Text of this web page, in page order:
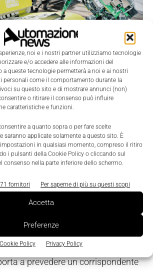
noi e i nostri partner utilizziamo tecnologie
e/o accedere alle informazioni del
queste tecnologie permetterà a noi e ai nostri
personali come il comportamento durante la
su questo sito e di mostrare annunci (non)
o ritirare il consenso può influire
caratteristiche e funzioni.
a quanto sopra o per fare scelte
saranno applicate solamente a questo sito. È
in qualsiasi momento, compreso il ritiro
i pulsanti della Cookie Policy o cliccando sul
consenso nella parte inferiore dello schermo.
fornitori Per saperne di più su questi scopi
Accetta
Preferenze
Cookie Policy Privacy Policy
ci saranno cambiamenti di immagine che
il branding di prodotto e la documentazione
ragione, è legittimo immaginare
interessanti nel mercato. La
arriveranno? Avere la risposta,
a cogliere le opportunità
nostra competenza ci vede
del packaging, food &
printing; in generale, in tutte quelle
la tecnica delmotionsi esprime ai
costante crescita a livello mondiale
a prevedere un corrispondente